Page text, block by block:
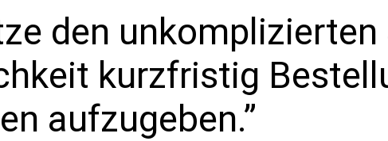
den unkomplizierten
kurzfristig
aufzugeben.”